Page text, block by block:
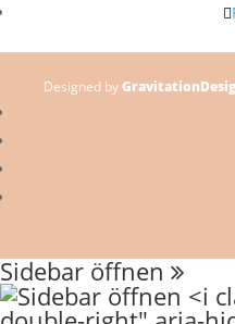
Designed by
Sidebar öffnen